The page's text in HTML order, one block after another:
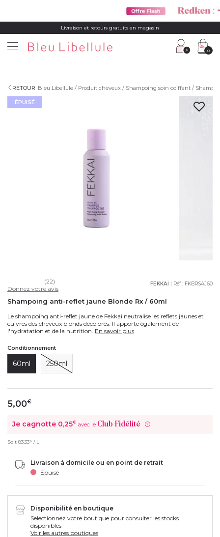
Livraison et retours gratuits en magasin
0
RETOUR Bleu Libellule Produit cheveux Shampoing soin coiffant
ÉPUISÉ
FEKKAI | Réf : FKBRSAJ60
(22)
Donnez votre avis
Shampoing anti-reflet jaune Blonde Rx / 60ml
Le shampoing anti-reflet jaune de Fekkai neutralise les reflets jaunes et
cuivrés des cheveux blonds décolorés. Il apporte également de
l'hydratation et de la nutrition. En savoir plus
Conditionnement
60ml 250ml
5,00€
Je cagnotte 0,25€ avec le Club Fidélité ?
Soit 83,33€ / L
Livraison à domicile ou en point de retrait
Épuisé
Disponibilité en boutique
Selectionnez votre boutique pour consulter les stocks
disponibles
Voir les autres boutiques